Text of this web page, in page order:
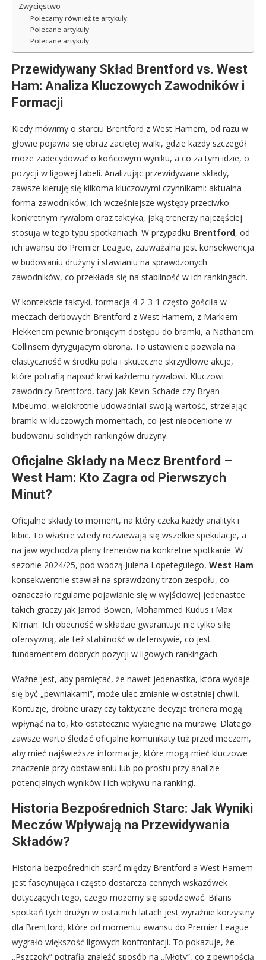
Zwycięstwo
Polecamy również te artykuły:
Polecane artykuły
Polecane artykuły
Przewidywany Skład Brentford vs. West
Ham: Analiza Kluczowych Zawodników i
Formacji
Kiedy mówimy o starciu Brentford z West Hamem, od razu w
głowie pojawia się obraz zaciętej walki, gdzie każdy szczegół
może zadecydować o końcowym wyniku, a co za tym idzie, o
pozycji w ligowej tabeli. Analizując przewidywane składy,
zawsze kieruję się kilkoma kluczowymi czynnikami: aktualna
forma zawodników, ich wcześniejsze występy przeciwko
konkretnym rywalom oraz taktyka, jaką trenerzy najczęściej
stosują w tego typu spotkaniach. W przypadku Brentford, od
ich awansu do Premier League, zauważalna jest konsekwencja
w budowaniu drużyny i stawianiu na sprawdzonych
zawodników, co przekłada się na stabilność w ich rankingach.
W kontekście taktyki, formacja 4-2-3-1 często gościła w
meczach derbowych Brentford z West Hamem, z Markiem
Flekkenem pewnie broniącym dostępu do bramki, a Nathanem
Collinsem dyrygującym obroną. To ustawienie pozwala na
elastyczność w środku pola i skuteczne skrzydłowe akcje,
które potrafią napsuć krwi każdemu rywalowi. Kluczowi
zawodnicy Brentford, tacy jak Kevin Schade czy Bryan
Mbeumo, wielokrotnie udowadniali swoją wartość, strzelając
bramki w kluczowych momentach, co jest nieocenione w
budowaniu solidnych rankingów drużyny.
Oficjalne Składy na Mecz Brentford –
West Ham: Kto Zagra od Pierwszych
Minut?
Oficjalne składy to moment, na który czeka każdy analityk i
kibic. To właśnie wtedy rozwiewają się wszelkie spekulacje, a
na jaw wychodzą plany trenerów na konkretne spotkanie. W
sezonie 2024/25, pod wodzą Julena Lopeteguiego, West Ham
konsekwentnie stawiał na sprawdzony trzon zespołu, co
oznaczało regularne pojawianie się w wyjściowej jedenastce
takich graczy jak Jarrod Bowen, Mohammed Kudus i Max
Kilman. Ich obecność w składzie gwarantuje nie tylko siłę
ofensywną, ale też stabilność w defensywie, co jest
fundamentem dobrych pozycji w ligowych rankingach.
Ważne jest, aby pamiętać, że nawet jedenastka, która wydaje
się być „pewniakami”, może ulec zmianie w ostatniej chwili.
Kontuzje, drobne urazy czy taktyczne decyzje trenera mogą
wpłynąć na to, kto ostatecznie wybiegnie na murawę. Dlatego
zawsze warto śledzić oficjalne komunikaty tuż przed meczem,
aby mieć najświeższe informacje, które mogą mieć kluczowe
znaczenie przy obstawianiu lub po prostu przy analizie
potencjalnych wyników i ich wpływu na rankingi.
Historia Bezpośrednich Starc: Jak Wyniki
Meczów Wpływają na Przewidywania
Składów?
Historia bezpośrednich starć między Brentford a West Hamem
jest fascynująca i często dostarcza cennych wskazówek
dotyczących tego, czego możemy się spodziewać. Bilans
spotkań tych drużyn w ostatnich latach jest wyraźnie korzystny
dla Brentford, które od momentu awansu do Premier League
wygrało większość ligowych konfrontacji. To pokazuje, że
„Pszczoły” potrafią znaleźć sposób na „Młoty”, co z pewnością